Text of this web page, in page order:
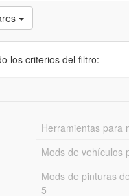
los criterios del filtro:
Herramientas para
Mods de vehículos
Mods de pinturas
5